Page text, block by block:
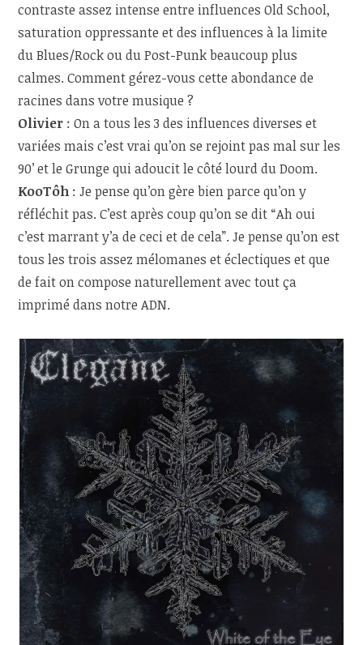
contraste assez intense entre influences Old School,
saturation oppressante et des influences à la limite
du Blues/Rock ou du Post-Punk beaucoup plus
calmes. Comment gérez-vous cette abondance de
racines dans votre musique ?
Olivier : On a tous les 3 des influences diverses et
variées mais c’est vrai qu’on se rejoint pas mal sur les
90’ et le Grunge qui adoucit le côté lourd du Doom.
KooTôh : Je pense qu’on gère bien parce qu’on y
réfléchit pas. C’est après coup qu’on se dit “Ah oui
c’est marrant y’a de ceci et de cela”. Je pense qu’on est
tous les trois assez mélomanes et éclectiques et que
de fait on compose naturellement avec tout ça
imprimé dans notre ADN.